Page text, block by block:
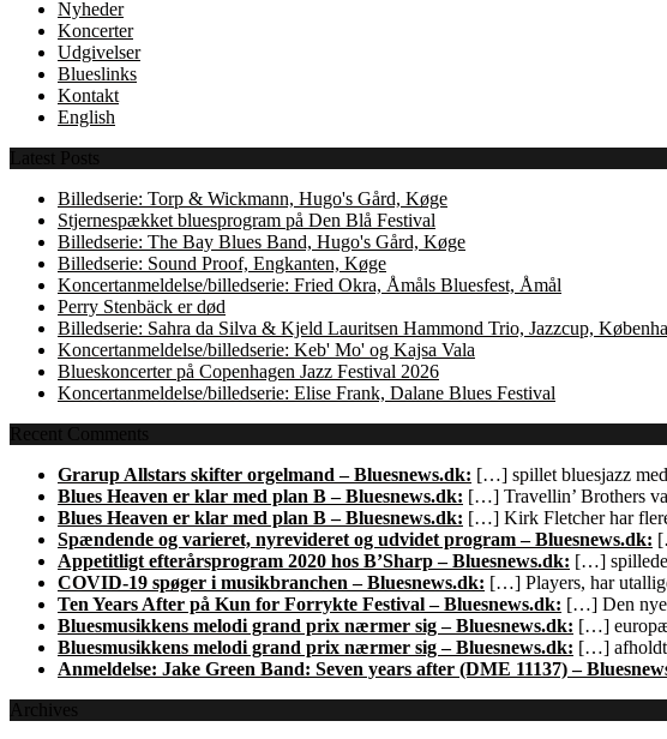
Nyheder
Koncerter
Udgivelser
Blueslinks
Kontakt
English
Latest Posts
Billedserie: Torp & Wickmann, Hugo's Gård, Køge
Stjernespækket bluesprogram på Den Blå Festival
Billedserie: The Bay Blues Band, Hugo's Gård, Køge
Billedserie: Sound Proof, Engkanten, Køge
Koncertanmeldelse/billedserie: Fried Okra, Åmåls Bluesfest, Åmål
Perry Stenbäck er død
Billedserie: Sahra da Silva & Kjeld Lauritsen Hammond Trio, Jazzcup,
Koncertanmeldelse/billedserie: Keb' Mo' og Kajsa Vala
Blueskoncerter på Copenhagen Jazz Festival 2026
Koncertanmeldelse/billedserie: Elise Frank, Dalane Blues Festival
Recent Comments
Grarup Allstars skifter orgelmand – Bluesnews.dk: […] spillet bluesjazz
Blues Heaven er klar med plan B – Bluesnews.dk: […] Travellin’ Brothers
Blues Heaven er klar med plan B – Bluesnews.dk: […] Kirk Fletcher har
Spændende og varieret, nyrevideret og udvidet program – Bluesnews.dk:
Appetitligt efterårsprogram 2020 hos B’Sharp – Bluesnews.dk: […] spillede
COVID-19 spøger i musikbranchen – Bluesnews.dk: […] Players, har
Ten Years After på Kun for Forrykte Festival – Bluesnews.dk: […] Den nye
Bluesmusikkens melodi grand prix nærmer sig – Bluesnews.dk: […]
Bluesmusikkens melodi grand prix nærmer sig – Bluesnews.dk: […] afholdt
Anmeldelse: Jake Green Band: Seven years after (DME 11137) –
Archives